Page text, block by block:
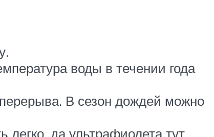
воды в течении года
В сезон дождей можно
легко, да ультрафиолета тут